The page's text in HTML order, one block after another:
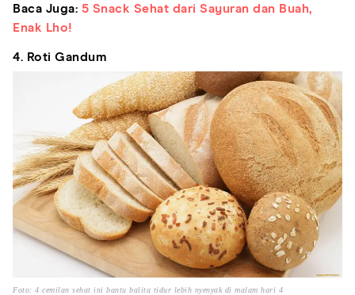
Baca Juga: 5 Snack Sehat dari Sayuran dan Buah,
Enak Lho!
4. Roti Gandum
Foto: 4 cemilan sehat ini bantu balita tidur lebih nyenyak di malam hari 4